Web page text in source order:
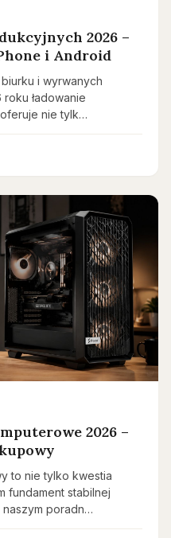
2026 –
i Android
i wyrwanych
ładowanie
nie tylk…
2026 –
to nie tylko kwestia
fundament stabilnej
poradn…